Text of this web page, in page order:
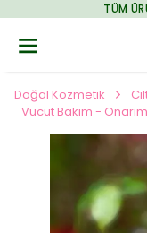
TÜM
Doğal Kozmetik
Vücut Bakım -